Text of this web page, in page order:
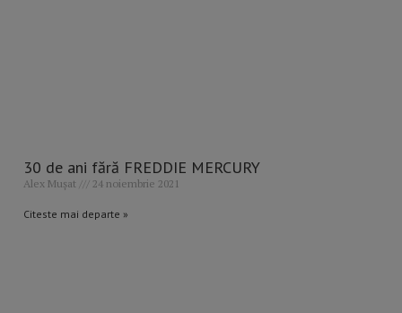
30 de ani fără FREDDIE MERCURY
Alex Mușat 24 noiembrie 2021
Citeste mai departe »